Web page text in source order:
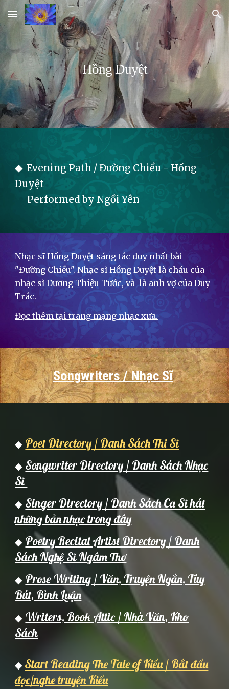
Skip to main content Skip to navigation
Hồng Duyệt
◆ Evening Path / Đường Chiều - Hồng
Duyệt
Performed by Ngồi Yên
Nhạc sĩ Hồng Duyệt sáng tác duy nhất bài
"Đường Chiều". Nhạc sĩ Hồng Duyệt là cháu của
nhạc sĩ Dương Thiệu Tước, và là anh vợ của Duy
Trác.
Đọc thêm tại trang mạng nhạc xưa.
Songwriters / Nhạc Sĩ
◆ Poet Directory / Danh Sách Thi Sĩ
◆ Songwriter Directory / Danh Sách Nhạc
Sĩ
◆ Singer Directory / Danh Sách Ca Sĩ hát
những bản nhạc trong đây
◆ Poetry Recital Artist Directory / Danh
Sách Nghệ Sĩ Ngâm Thơ
◆ Prose Writing / Văn, Truyện Ngắn, Tùy
Bút, Bình Luận
◆ Writers, Book Attic / Nhà Văn, Kho
Sách
◆ Start Reading The Tale of Kiều / Bắt đầu
đọc/nghe truyện Kiều